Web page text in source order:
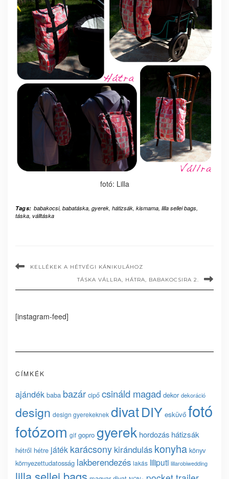
fotó: Lilla
Tags: babakocsi, babatáska, gyerek, hátizsák, kismama, lilla sellei bags,
táska, válltáska
KELLÉKEK A HÉTVÉGI KÁNIKULÁHOZ
TÁSKA VÁLLRA, HÁTRA, BABAKOCSIRA 2.
[instagram-feed]
CÍMKÉK
ajándék baba bazár cipő csináld magad dekor dekoráció
design design gyerekeknek divatDIY esküvő fotó
fotózom gif gopro gyerek hordozás hátizsák
hétről hétre játék karácsony kirándulás konyha könyv
környezettudatosság lakberendezés lakás liliputi lillarobiwedding